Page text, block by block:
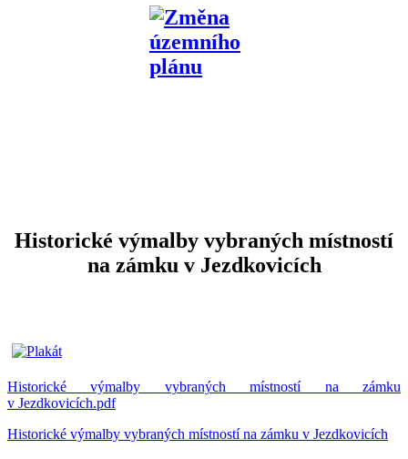
Historické výmalby vybraných místností
na zámku v Jezdkovicích
Historické výmalby vybraných místností na zámku
v Jezdkovicích.pdf
Historické výmalby vybraných místností na zámku v Jezdkovicích